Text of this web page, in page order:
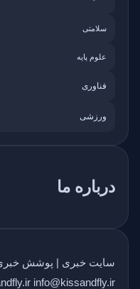
سلامتی
علوم پایه
فناوری
ورزشی
درباره ما
سایت خبری | پوشش خبری
info@kissandfly.ir